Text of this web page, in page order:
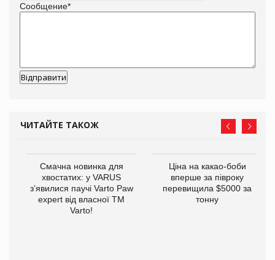
Сообщение*
ЧИТАЙТЕ ТАКОЖ
Смачна новинка для
хвостатих: у VARUS
з’явилися паучі Varto Paw
expert від власної ТМ
Varto!
Ціна на какао-боби
вперше за півроку
перевищила $5000 за
тонну